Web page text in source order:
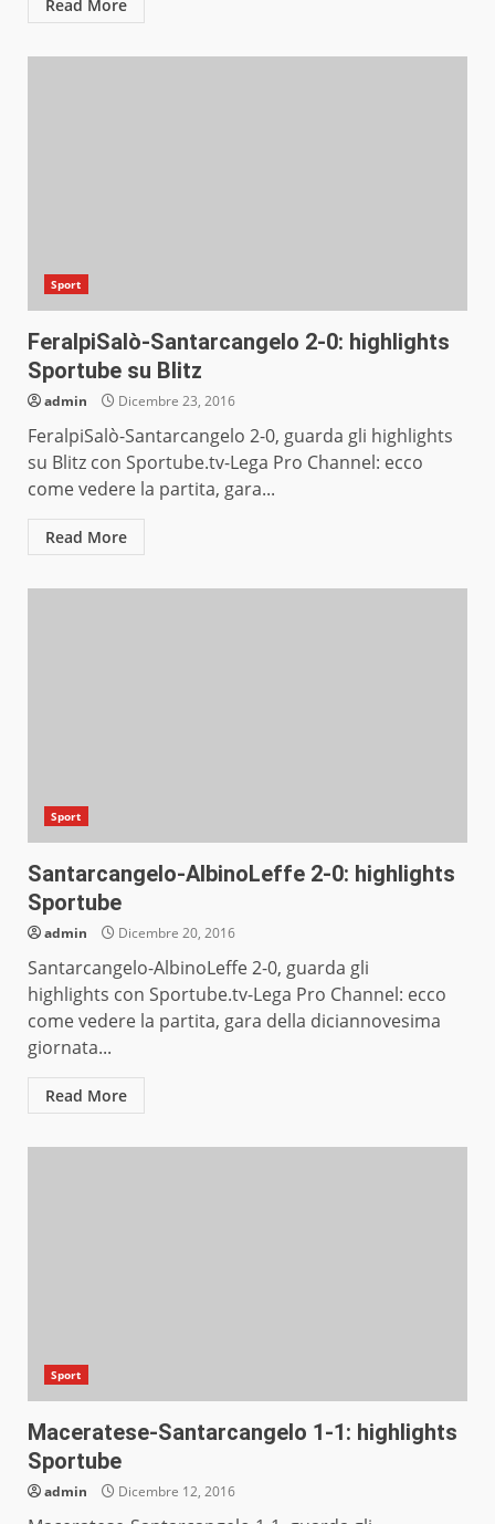
Read More
Sport
FeralpiSalò-Santarcangelo 2-0: highlights
Sportube su Blitz
admin Dicembre 23, 2016
FeralpiSalò-Santarcangelo 2-0, guarda gli highlights
su Blitz con Sportube.tv-Lega Pro Channel: ecco
come vedere la partita, gara...
Read More
Sport
Santarcangelo-AlbinoLeffe 2-0: highlights
Sportube
admin Dicembre 20, 2016
Santarcangelo-AlbinoLeffe 2-0, guarda gli
highlights con Sportube.tv-Lega Pro Channel: ecco
come vedere la partita, gara della diciannovesima
giornata...
Read More
Sport
Maceratese-Santarcangelo 1-1: highlights
Sportube
admin Dicembre 12, 2016